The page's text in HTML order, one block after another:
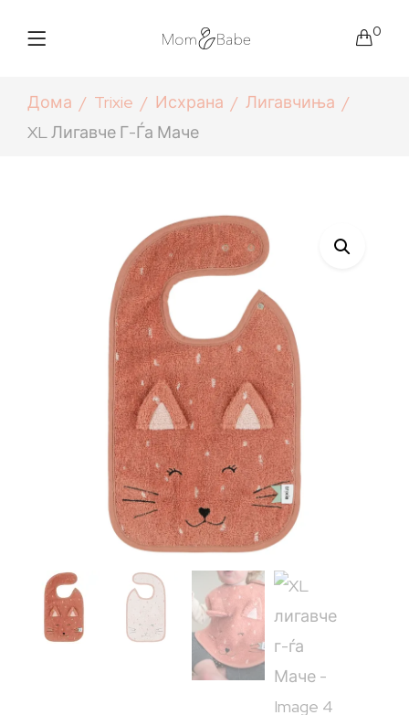
0
Дома Trixie Исхрана
Лигавчиња
XL Лигавче Г-Ѓа Маче